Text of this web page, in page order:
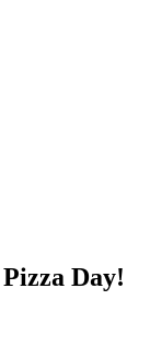
Day!